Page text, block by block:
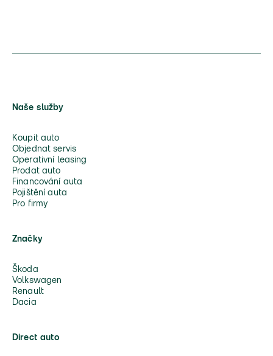
Naše služby
Koupit auto
Objednat servis
Operativní leasing
Prodat auto
Financování auta
Pojištění auta
Pro firmy
Značky
Škoda
Volkswagen
Renault
Dacia
Direct auto